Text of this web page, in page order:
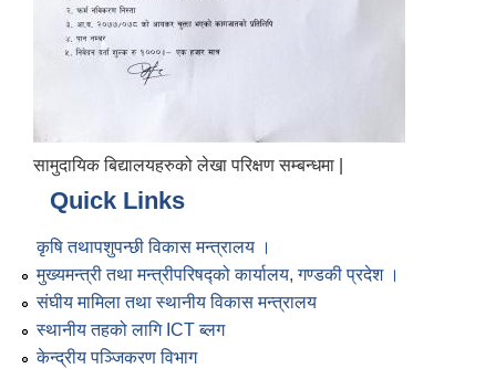
सामुदायिक बिद्यालयहरुको लेखा परिक्षण सम्बन्धमा |
Quick Links
कृषि तथापशुपन्छी विकास मन्त्रालय ।
मुख्यमन्त्री तथा मन्त्रीपरिषद्को कार्यालय, गण्डकी प्रदेश ।
संघीय मामिला तथा स्थानीय विकास मन्त्रालय
स्थानीय तहको लागि ICT ब्लग
केन्द्रीय पञ्जिकरण विभाग